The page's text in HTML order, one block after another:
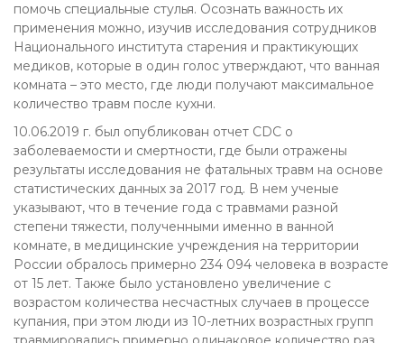
помочь специальные стулья. Осознать важность их
применения можно, изучив исследования сотрудников
Национального института старения и практикующих
медиков, которые в один голос утверждают, что ванная
комната – это место, где люди получают максимальное
количество травм после кухни.
10.06.2019 г. был опубликован отчет CDC о
заболеваемости и смертности, где были отражены
результаты исследования не фатальных травм на основе
статистических данных за 2017 год. В нем ученые
указывают, что в течение года с травмами разной
степени тяжести, полученными именно в ванной
комнате, в медицинские учреждения на территории
России обралось примерно 234 094 человека в возрасте
от 15 лет. Также было установлено увеличение с
возрастом количества несчастных случаев в процессе
купания, при этом люди из 10-летних возрастных групп